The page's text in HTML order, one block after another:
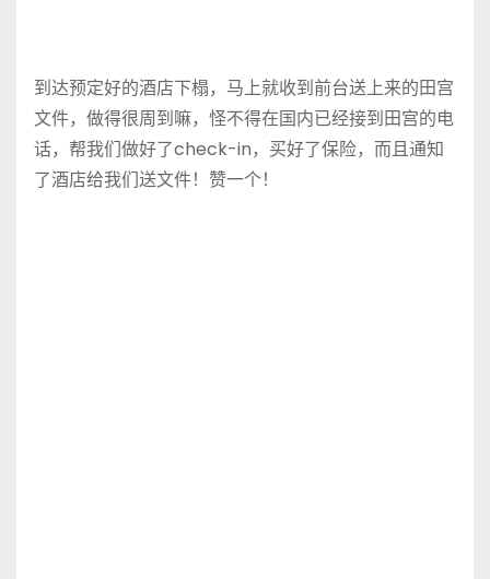
到达预定好的酒店下榻，马上就收到前台送上来的田宫
文件，做得很周到嘛，怪不得在国内已经接到田宫的电
话，帮我们做好了check-in，买好了保险，而且通知
了酒店给我们送文件！赞一个！